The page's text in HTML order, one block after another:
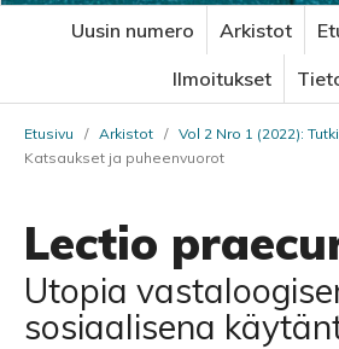
Uusin numero Arkistot
Ilmoitukset
Etusivu / Arkistot / Vol 2 Nro 1 (2022):
Katsaukset ja puheenvuorot
Lectio
Utopia
sosiaalisena